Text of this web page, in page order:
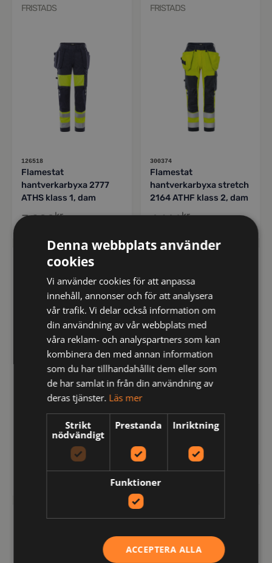
FRISTADS
126518
Flamestat
hantverkarbyxa 2777
ATHS klass 1, dam
3,900kr
FRISTADS
300374
Flamestat
hantverkarbyxa stretch
2164 ATHF klass 2, dam
4,146kr
FRISTADS
hantverkarbyxa stretch
2171 ATHF klass 1, dam
kr inkl moms
Flamskyddad byxa 2591
kr
FRISTADS FRISTADS
Denna webbplats använder
cookies
Vi använder cookies för att anpassa
innehåll, annonser och för att analysera
vår trafik. Vi delar också information om
din användning av vår webbplats med
våra reklam- och analyspartners som kan
kombinera den med annan information
som du har tillhandahållit dem eller som
de har samlat in från din användning av
deras tjänster. Läs mer
Strikt
nödvändigt
Prestanda Inriktning
Funktioner
ACCEPTERA ALLA